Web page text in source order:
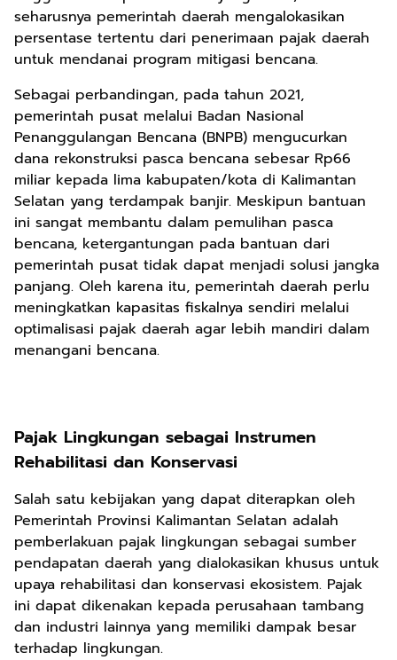
seharusnya pemerintah daerah mengalokasikan
persentase tertentu dari penerimaan pajak daerah
untuk mendanai program mitigasi bencana.
Sebagai perbandingan, pada tahun 2021,
pemerintah pusat melalui Badan Nasional
Penanggulangan Bencana (BNPB) mengucurkan
dana rekonstruksi pasca bencana sebesar Rp66
miliar kepada lima kabupaten/kota di Kalimantan
Selatan yang terdampak banjir. Meskipun bantuan
ini sangat membantu dalam pemulihan pasca
bencana, ketergantungan pada bantuan dari
pemerintah pusat tidak dapat menjadi solusi jangka
panjang. Oleh karena itu, pemerintah daerah perlu
meningkatkan kapasitas fiskalnya sendiri melalui
optimalisasi pajak daerah agar lebih mandiri dalam
menangani bencana.
Pajak Lingkungan sebagai Instrumen
Rehabilitasi dan Konservasi
Salah satu kebijakan yang dapat diterapkan oleh
Pemerintah Provinsi Kalimantan Selatan adalah
pemberlakuan pajak lingkungan sebagai sumber
pendapatan daerah yang dialokasikan khusus untuk
upaya rehabilitasi dan konservasi ekosistem. Pajak
ini dapat dikenakan kepada perusahaan tambang
dan industri lainnya yang memiliki dampak besar
terhadap lingkungan.